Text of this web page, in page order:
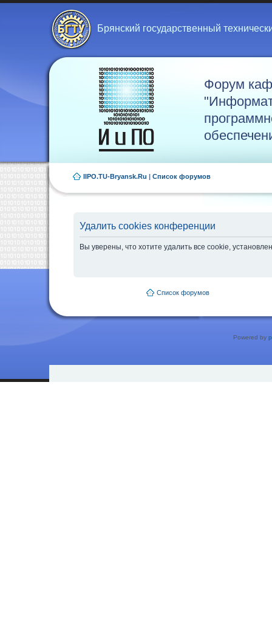
Брянский государственный
Форум
IIPO.TU-Bryansk.Ru | Список форумов
Удалить cookies конференции
Вы уверены, что хотите удалить все cookie,
Список форумов
Powered by